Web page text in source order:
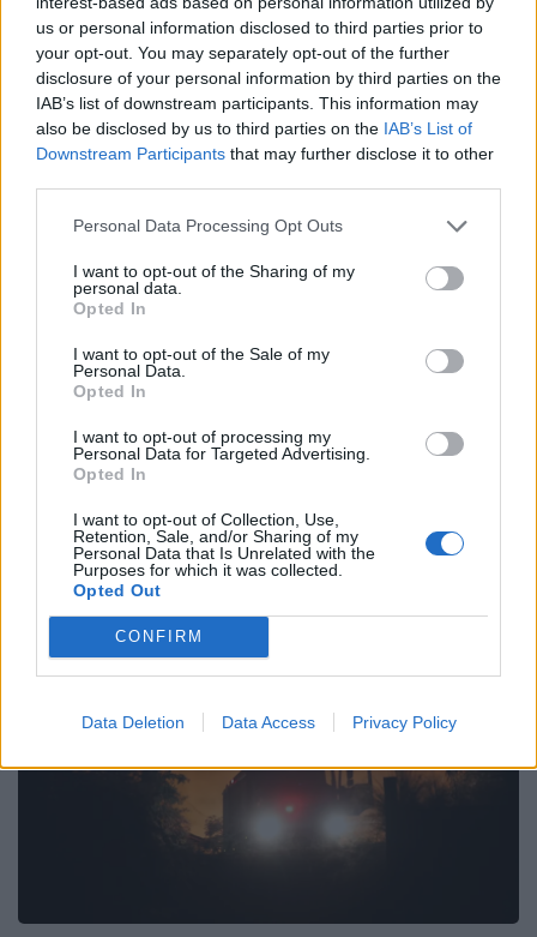
us or personal information disclosed to third parties prior to
your opt-out. You may separately opt-out of the further
disclosure of your personal information by third parties on the
IAB’s list of downstream participants. This information may
also be disclosed by us to third parties on the IAB’s List of
Downstream Participants that may further disclose it to other
Personal Data Processing Opt Outs
I want to opt-out of the Sharing of my
personal data.
Opted In
I want to opt-out of the Sale of my
Personal Data.
Opted In
I want to opt-out of processing my
Personal Data for Targeted Advertising.
Opted In
I want to opt-out of Collection, Use,
Retention, Sale, and/or Sharing of my
Personal Data that Is Unrelated with the
Purposes for which it was collected.
Opted Out
CONFIRM
Data Deletion Data Access Privacy Policy
Περιοδεύει στην πυρόπληκτη Αχαΐα
την Πέμπτη ο πρόεδρος του ΠΑΣΟΚ-
19 Αυγούστου, 2025
Περιοχές που επλήγησαν από την πρόσφατη
πυρκαγιά της Αχαΐας θα επισκεφθεί την Πέμπτη ο
πρόεδρος του ΠΑΣΟΚ-Κινήματος Αλλαγής, Νίκος
Ανδρουλάκης. Πρώτος σταθμός του κ.
Ανδρουλάκη η περιοχή Μπάλα και το μοναστήρι
του Αγίου Νικολάου. Στις 13.00 θα βρίσκεται στον
1ο πυροσβεστικό σταθμό Πάτρας (οδός
Ναυαρίνου) και στις 14.00 στην Παλαιά Περιστερά
στην κοινότητα του Αγίου […]
ΠΕΡΙΣΣΌΤΕΡΑ ...